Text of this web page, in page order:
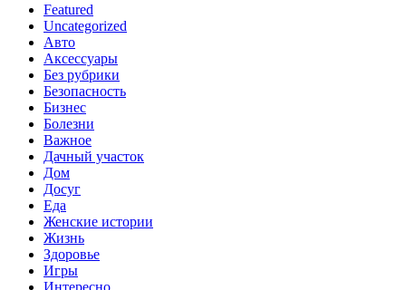
Featured
Uncategorized
Авто
Аксессуары
Без рубрики
Безопасность
Бизнес
Болезни
Важное
Дачный участок
Дом
Досуг
Еда
Женские истории
Жизнь
Здоровье
Игры
Интересно